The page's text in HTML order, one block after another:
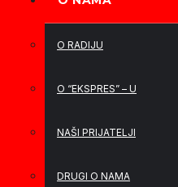
O RADIJU
O “EKSPRES” – U
NAŠI PRIJATELJI
DRUGI O NAMA